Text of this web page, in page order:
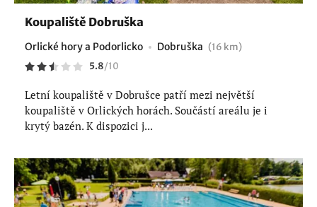
Koupaliště Dobruška
Orlické hory a Podorlicko Dobruška (16 km)
5.8/10
Letní koupaliště v Dobrušce patří mezi největší
koupaliště v Orlických horách. Součástí areálu je i
krytý bazén. K dispozici j...